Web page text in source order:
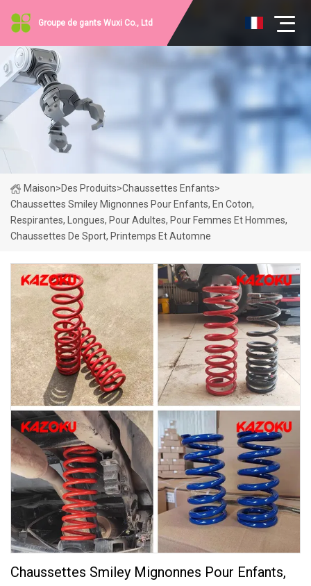
Groupe de gants Wuxi Co., Ltd
Maison>Des Produits>Chaussettes Enfants>
Chaussettes Smiley Mignonnes Pour Enfants, En Coton,
Respirantes, Longues, Pour Adultes, Pour Femmes Et Hommes,
Chaussettes De Sport, Printemps Et Automne
Chaussettes Smiley Mignonnes Pour Enfants,